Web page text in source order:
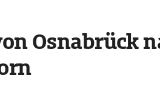
Osnabrück